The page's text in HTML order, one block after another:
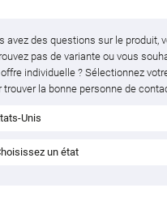
avez des questions sur le produit,
pas de variante ou vous
individuelle ? Sélectionnez
trouver la bonne personne de
Unis
un état